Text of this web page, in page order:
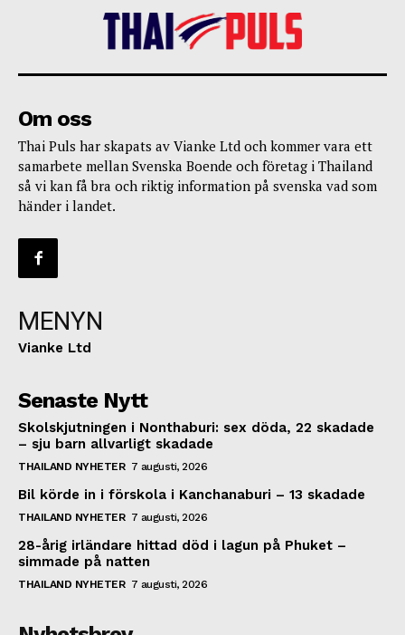
Om oss
Thai Puls har skapats av Vianke Ltd och kommer vara ett
samarbete mellan Svenska Boende och företag i Thailand
så vi kan få bra och riktig information på svenska vad som
händer i landet.
MENYN
Vianke Ltd
Senaste Nytt
Skolskjutningen i Nonthaburi: sex döda, 22 skadade
– sju barn allvarligt skadade
THAILAND NYHETER 7 augusti, 2026
Bil körde in i förskola i Kanchanaburi – 13 skadade
THAILAND NYHETER 7 augusti, 2026
28-årig irländare hittad död i lagun på Phuket –
simmade på natten
THAILAND NYHETER 7 augusti, 2026